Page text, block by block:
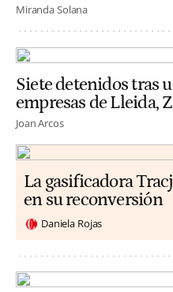
Miranda Solana
Siete detenidos tras
empresas de Lleida,
Joan Arcos
La gasificadora
en su reconversión
Daniela Rojas